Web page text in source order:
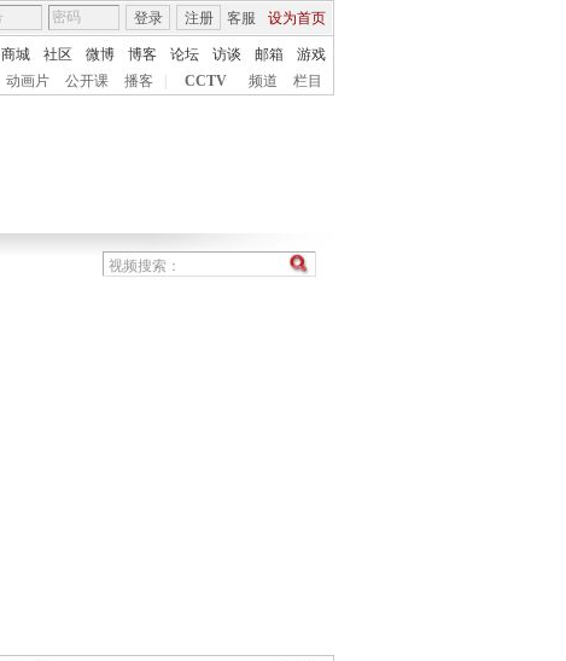
客服 设为首页
登录 注册
商城 社区 微博 博客 论坛 访谈 邮箱
游戏
动画片 公开课 播客 CCTV 频道 栏目